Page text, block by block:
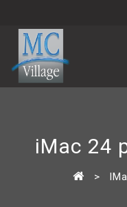
iMac 24
>